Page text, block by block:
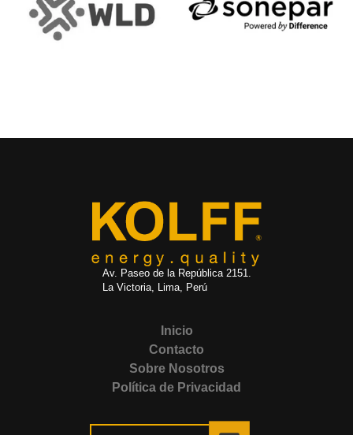
Av. Paseo de la República 2151.
La Victoria, Lima, Perú
Inicio
Contacto
Sobre Nosotros
Política de Privacidad